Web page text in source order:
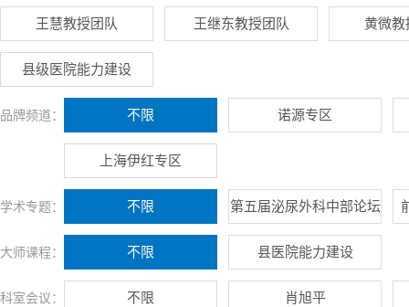
王慧教授团队 王继东教授团队 黄微教
县级医院能力建设
品牌频道： 不限 诺源专区
上海伊红专区
学术专题： 不限 第五届泌尿外科中部论坛
大师课程： 不限 县医院能力建设
科室会议： 不限 肖旭平